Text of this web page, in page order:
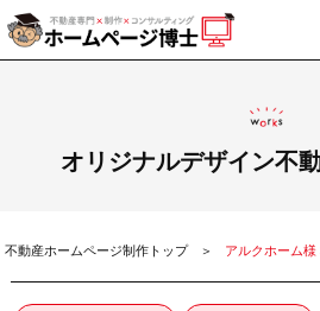
アルクホーム様 札幌不動産売却専門館のページ制作
オリジナルデザイン不
不動産ホームページ制作トップ アルクホーム